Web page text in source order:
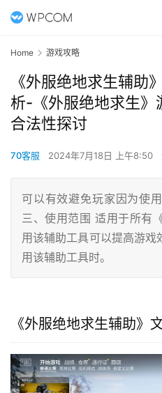
Home 游戏攻略
《外服绝地求生辅助
析-《外服绝地求生》
合法性探讨
70客服 2024年7月18日 上午8:50
可以有效避免玩家因为使
三、使用范围 适用于所有
用该辅助工具可以提高游
用该辅助工具时。
《外服绝地求生辅助》